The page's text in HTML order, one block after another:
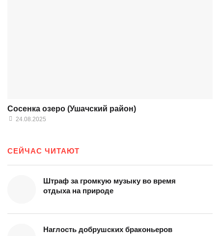
Сосенка озеро (Ушачский район)
24.08.2025
СЕЙЧАС ЧИТАЮТ
Штраф за громкую музыку во время
отдыха на природе
Наглость добрушских браконьеров